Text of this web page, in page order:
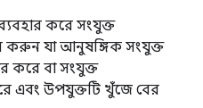
করে সংযুক্ত
করুন যা আনুষঙ্গিক সংযুক্ত
করে বা সংযুক্ত
এবং উপযুক্তটি খুঁজে বের